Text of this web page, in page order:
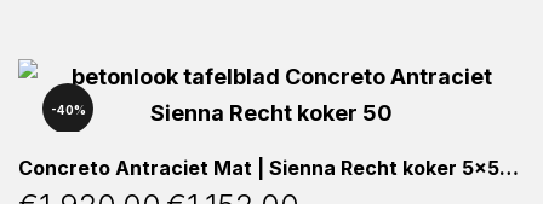
40%
Concreto Antraciet Mat | Sienna Recht koker 5x5cm | 200x90x76cm